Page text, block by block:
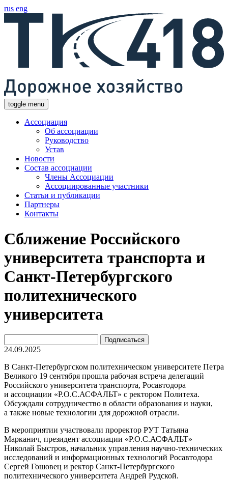
rus eng
toggle menu
Ассоциация
Об ассоциации
Руководство
Устав
Новости
Состав ассоциации
Члены Ассоциации
Ассоциированные участники
Статьи и публикации
Партнеры
Контакты
Сближение Российского
университета транспорта и
Санкт-Петербургского
политехнического
университета
24.09.2025
В Санкт-Петербургском политехническом университете Петра
Великого 19 сентября прошла рабочая встреча делегаций
Российского университета транспорта, Росавтодора
и ассоциации «Р.О.С.АСФАЛЬТ» с ректором Политеха.
Обсуждали сотрудничество в области образования и науки,
а также новые технологии для дорожной отрасли.
В мероприятии участвовали проректор РУТ Татьяна
Марканич, президент ассоциации «Р.О.С.АСФАЛЬТ»
Николай Быстров, начальник управления научно-технических
исследований и информационных технологий Росавтодора
Сергей Гошовец и ректор Санкт-Петербургского
политехнического университета Андрей Рудской.